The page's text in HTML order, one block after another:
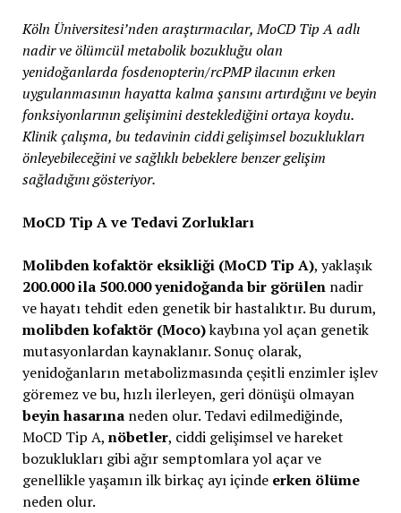
Köln Üniversitesi’nden araştırmacılar, MoCD Tip A adlı
nadir ve ölümcül metabolik bozukluğu olan
yenidoğanlarda fosdenopterin/rcPMP ilacının erken
uygulanmasının hayatta kalma şansını artırdığını ve beyin
fonksiyonlarının gelişimini desteklediğini ortaya koydu.
Klinik çalışma, bu tedavinin ciddi gelişimsel bozuklukları
önleyebileceğini ve sağlıklı bebeklere benzer gelişim
sağladığını gösteriyor.
MoCD Tip A ve Tedavi Zorlukları
Molibden kofaktör eksikliği (MoCD Tip A), yaklaşık
200.000 ila 500.000 yenidoğanda bir görülennadir
ve hayatı tehdit eden genetik bir hastalıktır. Bu durum,
molibden kofaktör (Moco)kaybına yol açan genetik
mutasyonlardan kaynaklanır. Sonuç olarak,
yenidoğanların metabolizmasında çeşitli enzimler işlev
göremez ve bu, hızlı ilerleyen, geri dönüşü olmayan
beyin hasarınaneden olur. Tedavi edilmediğinde,
MoCD Tip A, nöbetler, ciddi gelişimsel ve hareket
bozuklukları gibi ağır semptomlara yol açar ve
genellikle yaşamın ilk birkaç ayı içinde erken ölüme
neden olur.